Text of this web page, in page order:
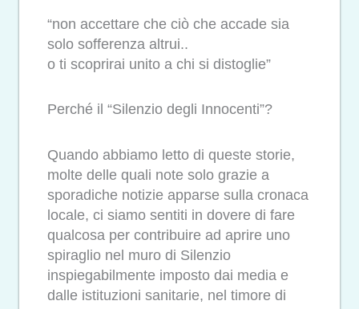
“non accettare che ciò che accade sia
solo sofferenza altrui..
o ti scoprirai unito a chi si distoglie”
Perché il “Silenzio degli Innocenti”?
Quando abbiamo letto di queste storie,
molte delle quali note solo grazie a
sporadiche notizie apparse sulla cronaca
locale, ci siamo sentiti in dovere di fare
qualcosa per contribuire ad aprire uno
spiraglio nel muro di Silenzio
inspiegabilmente imposto dai media e
dalle istituzioni sanitarie, nel timore di